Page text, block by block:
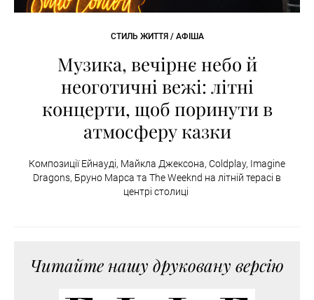
СТИЛЬ ЖИТТЯ / АФІША
Музика, вечірнє небо й
неоготичні вежі: літні
концерти, щоб поринути в
атмосферу казки
Композиції Ейнауді, Майкла Джексона, Coldplay, Imagine
Dragons, Бруно Марса та The Weeknd на літній терасі в
центрі столиці
Читайте нашу друковану версію